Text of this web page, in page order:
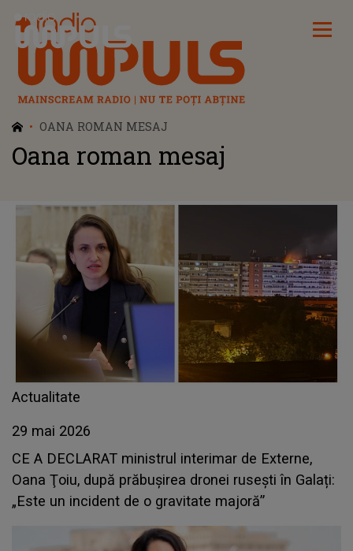
Radio Impuls
OANA ROMAN MESAJ
Oana roman mesaj
Actualitate
29 mai 2026
CE A DECLARAT ministrul interimar de Externe,
Oana Ţoiu, după prăbușirea dronei rusești în Galați:
„Este un incident de o gravitate majoră”